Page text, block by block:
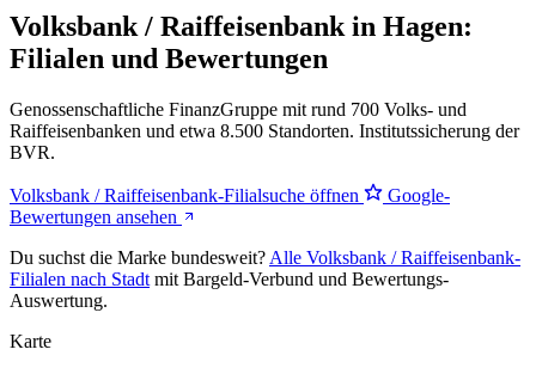
Volksbank / Raiffeisenbank in Hagen:
Filialen und Bewertungen
Genossenschaftliche FinanzGruppe mit rund 700 Volks- und
Raiffeisenbanken und etwa 8.500 Standorten. Institutssicherung der
BVR.
Volksbank / Raiffeisenbank-Filialsuche öffnen
Google-
Bewertungen ansehen
Du suchst die Marke bundesweit? Alle Volksbank / Raiffeisenbank-
Filialen nach Stadt mit Bargeld-Verbund und Bewertungs-
Auswertung.
Karte